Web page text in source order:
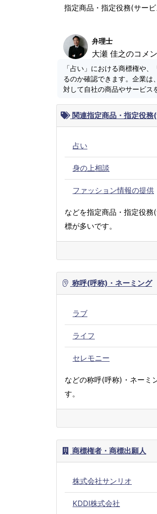
指定商品・指定役務(サー
弁理士
大瀬 佳之のコメ
「占い」における商標権や
るのか確認できます。企業は
対して自社の商品やサービス
関連指定商品・指定役務
占い
身の上相談
ファッション情報の提供
などを指定商品・指定役
標が多いです。
称呼(呼称)・ネーミング
ラブ
ライフ
セレモニー
などの称呼(呼称)・ネーミ
す。
商標権者・商標出願人
株式会社サンリオ
KDDI株式会社